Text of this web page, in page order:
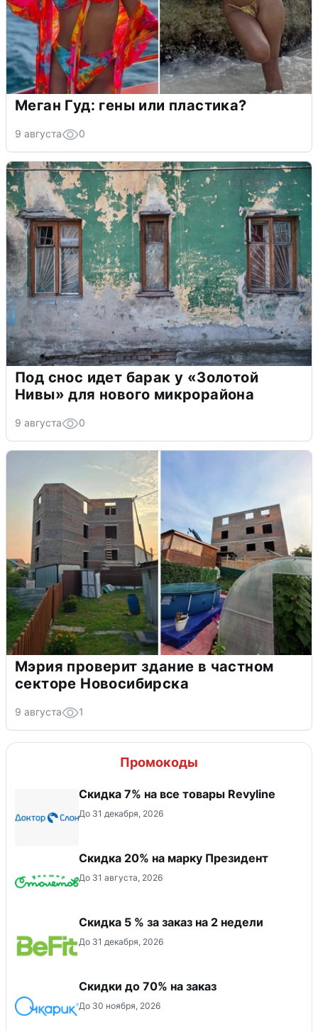
Меган Гуд: гены или пластика?
9 августа 0
Под снос идет барак у «Золотой
Нивы» для нового микрорайона
9 августа 0
Мэрия проверит здание в частном
секторе Новосибирска
9 августа 1
Промокоды
​Скидка 7% на все товары Revyline
До 31 декабря, 2026
Скидка 20% на марку Президент
До 31 августа, 2026
Скидка 5 % за заказ на 2 недели
До 31 декабря, 2026
Скидки до 70% на заказ
До 30 ноября, 2026